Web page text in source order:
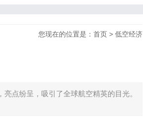
您现在的位置是： 首页 > 低空经济
点纷呈，吸引了全球航空精英的目光。